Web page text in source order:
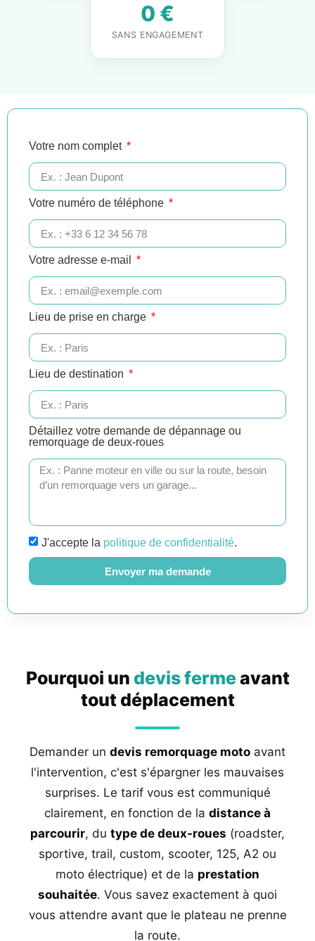
0 €
SANS ENGAGEMENT
Votre nom complet
Votre numéro de téléphone
Votre adresse e-mail
Lieu de prise en charge
Lieu de destination
Détaillez votre demande de dépannage ou
remorquage de deux-roues
J'accepte la politique de confidentialité.
Envoyer ma demande
Pourquoi un devis fermeavant
tout déplacement
Demander un devis remorquage moto avant
l'intervention, c'est s'épargner les mauvaises
surprises. Le tarif vous est communiqué
clairement, en fonction de la distance à
parcourir, du type de deux-roues (roadster,
sportive, trail, custom, scooter, 125, A2 ou
moto électrique) et de la prestation
souhaitée. Vous savez exactement à quoi
vous attendre avant que le plateau ne prenne
la route.